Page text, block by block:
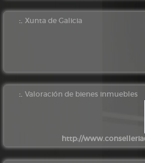
:.Xunta de Galicia
:.Valoración de bienes inmuebles
http://